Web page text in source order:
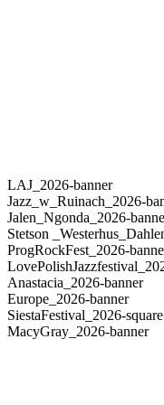
LAJ_2026-banner
Jazz_w_Ruinach_2026-
Jalen_Ngonda_2026-
Stetson
ProgRockFest_2026-
Anastacia_2026-banner
Europe_2026-banner
SiestaFestival_2026-square
MacyGray_2026-banner